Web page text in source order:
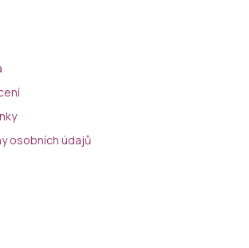
osobních údajů